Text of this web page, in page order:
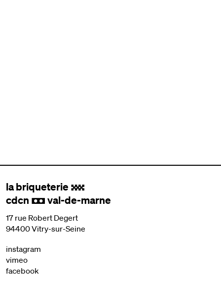
la briqueterie .
cdcn , val-de-marne
17 rue Robert Degert
94400 Vitry-sur-Seine
instagram
vimeo
facebook